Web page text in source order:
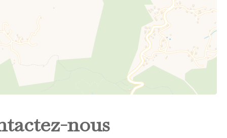
nous